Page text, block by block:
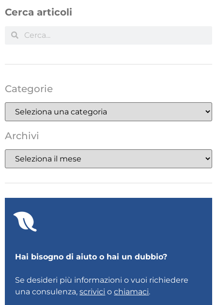
Cerca articoli
Categorie
Archivi
Hai bisogno di aiuto o hai un dubbio?
Se desideri più informazioni o vuoi richiedere
una consulenza,scrivici ochiamaci.